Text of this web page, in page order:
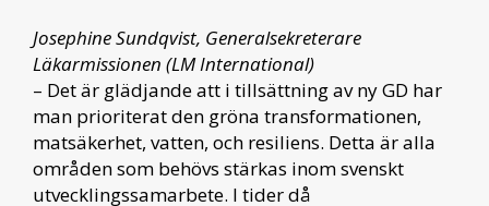
Josephine Sundqvist, Generalsekreterare
Läkarmissionen (LM International)
– Det är glädjande att i tillsättning av ny GD har
man prioriterat den gröna transformationen,
matsäkerhet, vatten, och resiliens. Detta är alla
områden som behövs stärkas inom svenskt
utvecklingssamarbete. I tider då